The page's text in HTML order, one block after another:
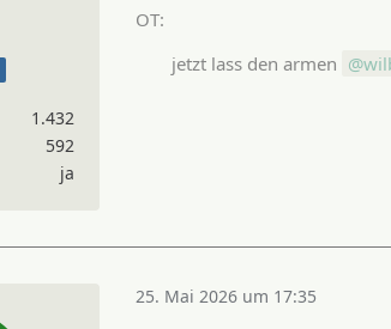
1.432
592
ja
jetzt lass den armen
25. Mai 2026 um 17:35